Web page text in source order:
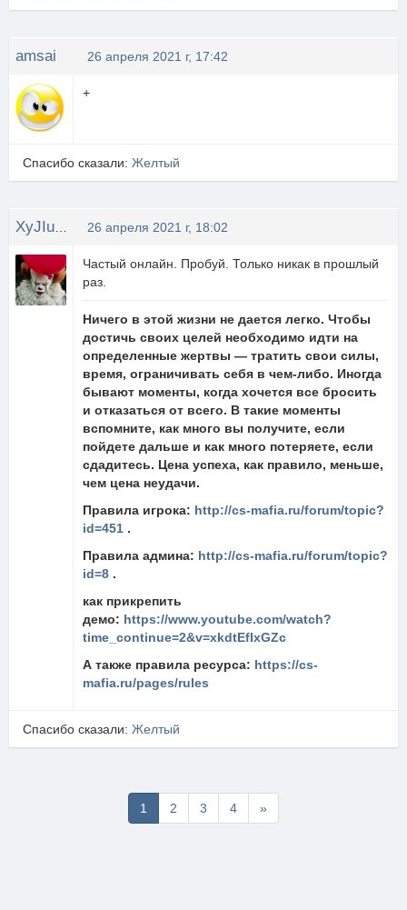
amsai 26 апреля 2021 г, 17:42
+
Спасибо сказали: Желтый
26 апреля 2021 г, 18:02
Частый онлайн. Пробуй. Только никак в прошлый
раз.
Ничего в этой жизни не дается легко. Чтобы
достичь своих целей необходимо идти на
определенные жертвы — тратить свои силы,
время, ограничивать себя в чем-либо. Иногда
бывают моменты, когда хочется все бросить
и отказаться от всего. В такие моменты
вспомните, как много вы получите, если
пойдете дальше и как много потеряете, если
сдадитесь. Цена успеха, как правило, меньше,
чем цена неудачи.
Правила игрока: http://cs-mafia.ru/forum/topic?
id=451 .
Правила админа: http://cs-mafia.ru/forum/topic?
id=8 .
как прикрепить
демо: https://www.youtube.com/watch?
time_continue=2&v=xkdtEfIxGZc
А также правила ресурса: https://cs-
mafia.ru/pages/rules
Спасибо сказали: Желтый
1 2 3 4 »Последняя